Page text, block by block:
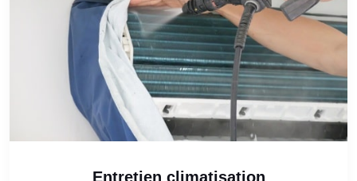
Entretien climatisation